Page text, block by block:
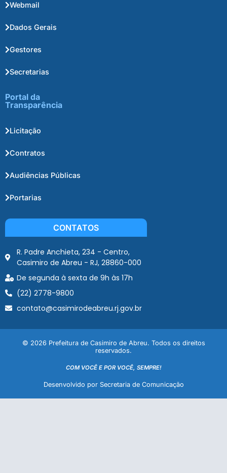
Webmail
Dados Gerais
Gestores
Secretarias
Portal da
Transparência
Licitação
Contratos
Audiências Públicas
Portarias
CONTATOS
R. Padre Anchieta, 234 - Centro,
Casimiro de Abreu - RJ, 28860-000
De segunda à sexta de 9h às 17h
(22) 2778-9800
contato@casimirodeabreu.rj.gov.br
© 2026 Prefeitura de Casimiro de Abreu. Todos os direitos
reservados.
COM VOCÊ E POR VOCÊ, SEMPRE!
Desenvolvido por Secretaria de Comunicação